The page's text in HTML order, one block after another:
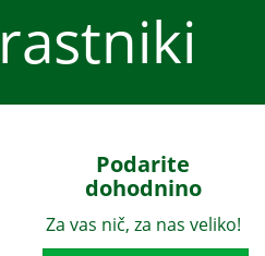
Podarite
dohodnino
Za vas nič, za nas veliko!